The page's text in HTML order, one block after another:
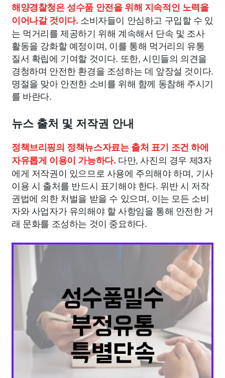
해양경찰청은 성수품 안전을 위해 지속적인 노력을
이어나갈 것이다. 소비자들이 안심하고 구입할 수 있
는 먹거리를 제공하기 위해 계속해서 단속 및 조사
활동을 강화할 예정이며, 이를 통해 먹거리의 유통
질서 확립에 기여할 것이다. 또한, 시민들의 의견을
경청하며 안전한 환경을 조성하는 데 앞장설 것이다.
명절을 맞아 안전한 소비를 위해 함께 동참해 주시기
를 바란다.
뉴스 출처 및 저작권 안내
정책브리핑의 정책뉴스자료는 출처 표기 조건 하에
자유롭게 이용이 가능하다. 다만, 사진의 경우 제3자
에게 저작권이 있으므로 사용에 주의해야 하며, 기사
이용 시 출처를 반드시 표기해야 한다. 위반 시 저작
권법에 의한 처벌을 받을 수 있으며, 이는 모든 소비
자와 사업자가 유의해야 할 사항임을 통해 안전한 거
래 문화를 조성하는 것이 중요하다.